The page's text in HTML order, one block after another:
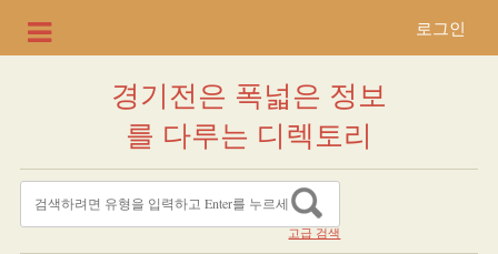
로그인
경기전은 폭넓은 정보
를 다루는 디렉토리
고급 검색